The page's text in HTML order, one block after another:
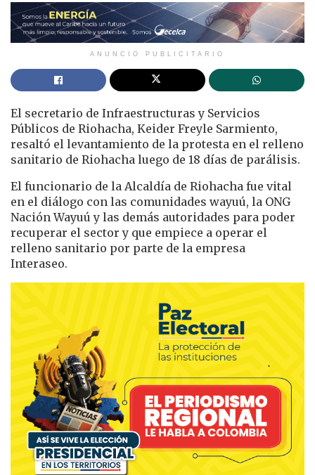
ANUNCIO PUBLICITARIO
El secretario de Infraestructuras y Servicios
Públicos de Riohacha, Keider Freyle Sarmiento,
resaltó el levantamiento de la protesta en el relleno
sanitario de Riohacha luego de 18 días de parálisis.
El funcionario de la Alcaldía de Riohacha fue vital
en el diálogo con las comunidades wayuú, la ONG
Nación Wayuú y las demás autoridades para poder
recuperar el sector y que empiece a operar el
relleno sanitario por parte de la empresa
Interaseo.